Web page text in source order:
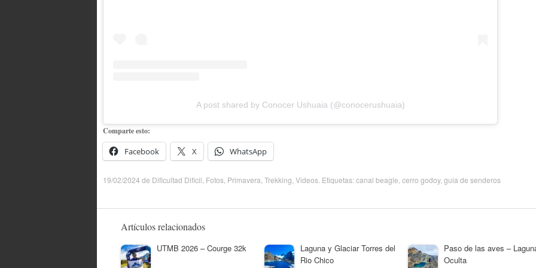
A post shared by Conocer Ushuaia (@conocerushuaia)
Comparte esto:
Facebook X WhatsApp
19/02/2024 de Dificultad Dificil Fotos Primavera Trekking Videos . Etiquetas:canal beagle cerro godoy, guia de senderos
Artículos relacionados
UTMB 2026 – Courge 32k
Laguna y Glaciar Torres del
Rio Chico
Paso de las aves –
Oculta